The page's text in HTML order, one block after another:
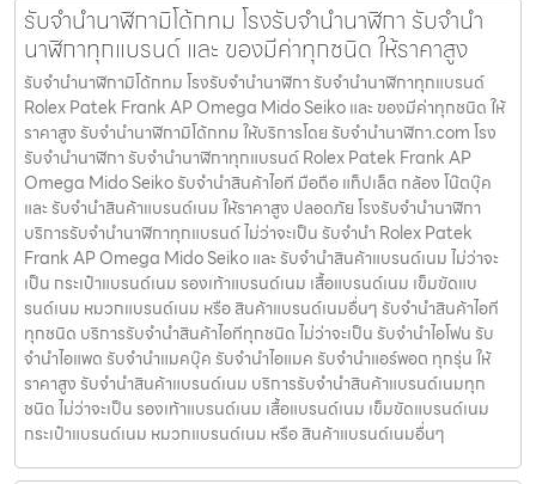
รับจำนำนาฬิกามิโด้กทม โรงรับจำนำนาฬิกา รับจำนำ
นาฬิกาทุกแบรนด์ และ ของมีค่าทุกชนิด ให้ราคาสูง
รับจำนำนาฬิกามิโด้กทม โรงรับจำนำนาฬิกา รับจำนำนาฬิกาทุกแบรนด์
Rolex Patek Frank AP Omega Mido Seiko และ ของมีค่าทุกชนิด ให้
ราคาสูง รับจำนำนาฬิกามิโด้กทม ให้บริการโดย รับจํานํานาฬิกา.com โรง
รับจำนำนาฬิกา รับจำนำนาฬิกาทุกแบรนด์ Rolex Patek Frank AP
Omega Mido Seiko รับจำนำสินค้าไอที มือถือ แท็ปเล็ต กล้อง โน๊ตบุ๊ค
และ รับจำนำสินค้าแบรนด์เนม ให้ราคาสูง ปลอดภัย โรงรับจำนำนาฬิกา
บริการรับจำนำนาฬิกาทุกแบรนด์ ไม่ว่าจะเป็น รับจำนำ Rolex Patek
Frank AP Omega Mido Seiko และ รับจำนำสินค้าแบรนด์เนม ไม่ว่าจะ
เป็น กระเป๋าแบรนด์เนม รองเท้าแบรนด์เนม เสื้อแบรนด์เนม เข็มขัดแบ
รนด์เนม หมวกแบรนด์เนม หรือ สินค้าแบรนด์เนมอื่นๆ รับจำนำสินค้าไอที
ทุกชนิด บริการรับจำนำสินค้าไอทีทุกชนิด ไม่ว่าจะเป็น รับจำนำไอโฟน รับ
จำนำไอแพด รับจำนำแมคบุ๊ค รับจำนำไอแมค รับจำนำแอร์พอต ทุกรุ่น ให้
ราคาสูง รับจำนำสินค้าแบรนด์เนม บริการรับจำนำสินค้าแบรนด์เนมทุก
ชนิด ไม่ว่าจะเป็น รองเท้าแบรนด์เนม เสื้อแบรนด์เนม เข็มขัดแบรนด์เนม
กระเป๋าแบรนด์เนม หมวกแบรนด์เนม หรือ สินค้าแบรนด์เนมอื่นๆ